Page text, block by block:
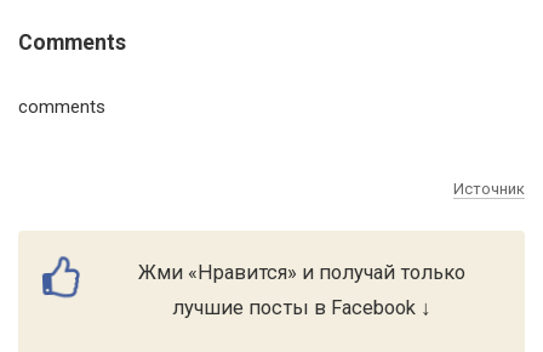
Comments
comments
Источник
Жми «Нравится» и получай только
лучшие посты в Facebook ↓